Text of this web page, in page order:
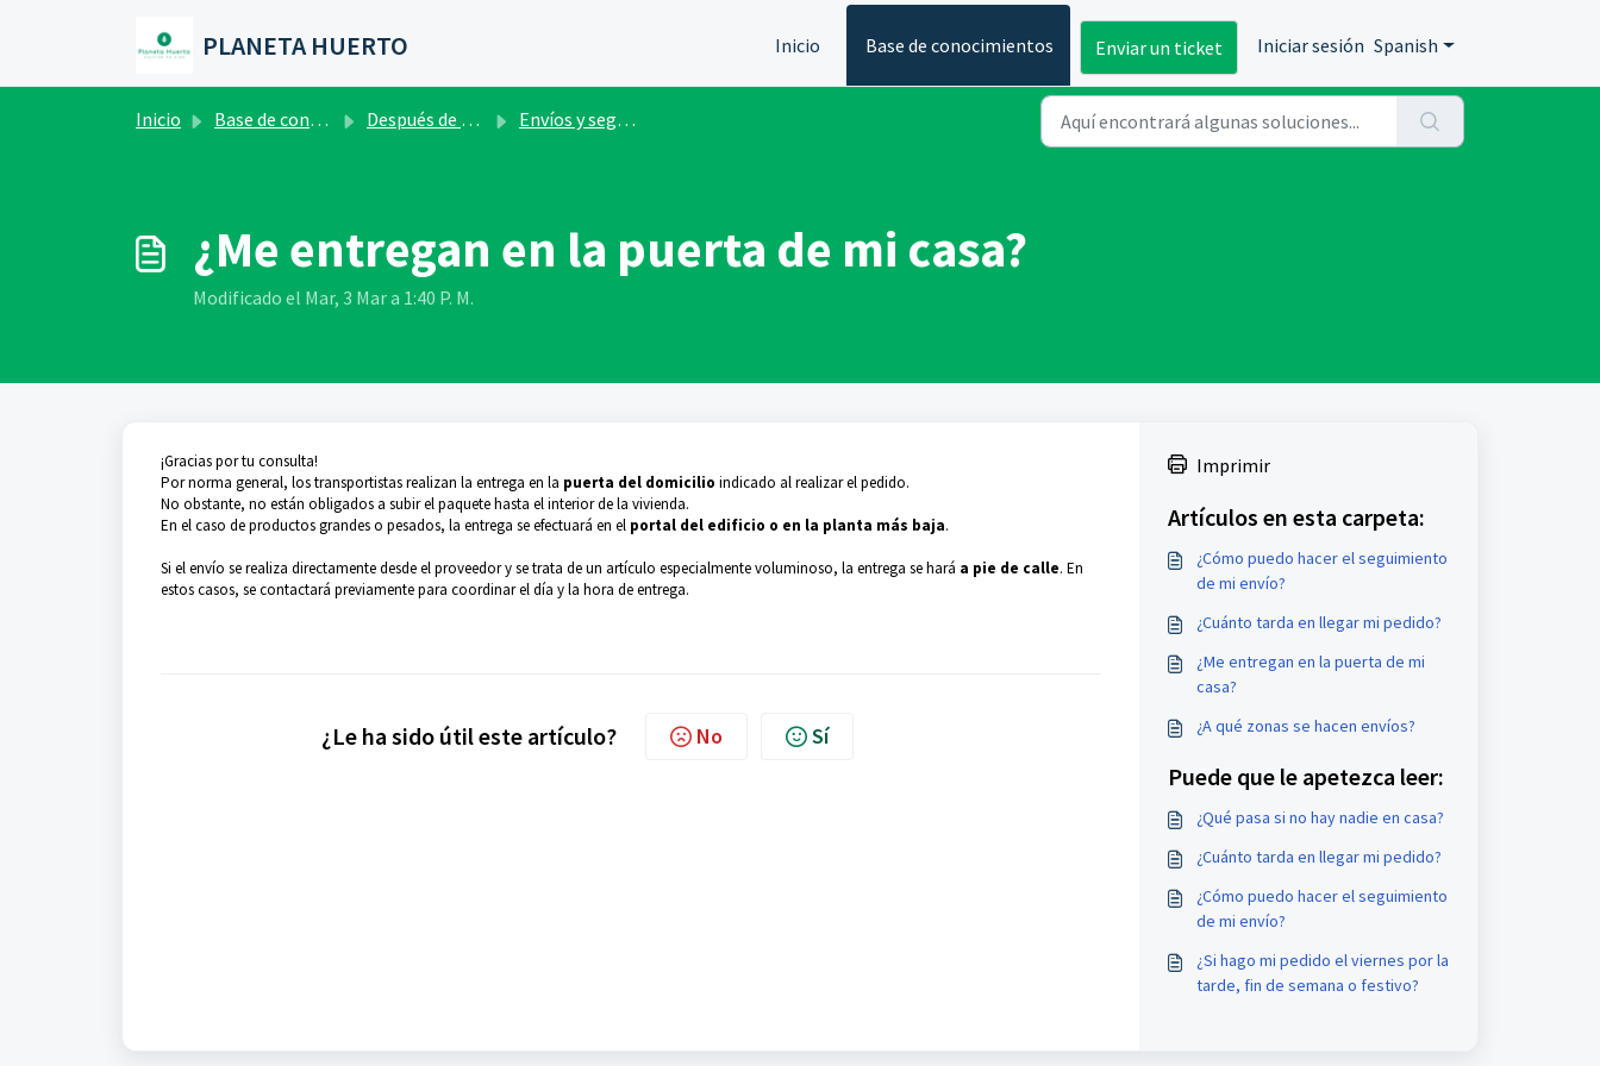
PLANETA HUERTO Inicio Base de conocimientos Enviar un ticket Iniciar sesión Spanish
Inicio Base de conocimientos Después de hacer tu pedido Envíos y seguimiento de pedido
¿Me entregan en la puerta de mi casa?
Modificado el Mar, 3 Mar a 1:40 P. M.
¡Gracias por tu consulta!
Por norma general, los transportistas realizan la entrega en la puerta del domicilio indicado al realizar el pedido.
No obstante, no están obligados a subir el paquete hasta el interior de la vivienda.
En el caso de productos grandes o pesados, la entrega se efectuará en el portal del edificio o en la planta más baja.
Si el envío se realiza directamente desde el proveedor y se trata de un artículo especialmente voluminoso, la entrega se hará a pie de calle. En
estos casos, se contactará previamente para coordinar el día y la hora de entrega.
¿Le ha sido útil este artículo? No Sí
Imprimir
Artículos en esta carpeta:
¿Cómo puedo hacer el seguimiento
de mi envío?
¿Cuánto tarda en llegar mi pedido?
¿Me entregan en la puerta de mi
casa?
¿A qué zonas se hacen envíos?
Puede que le apetezca leer:
¿Qué pasa si no hay nadie en casa?
¿Cuánto tarda en llegar mi pedido?
¿Cómo puedo hacer el seguimiento
de mi envío?
¿Si hago mi pedido el viernes por la
tarde, fin de semana o festivo?